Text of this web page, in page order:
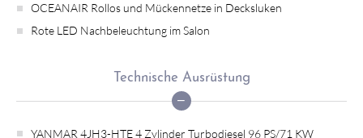
OCEANAIR Rollos und Mückennetze in Decksluken
Rote LED Nachbeleuchtung im Salon
Technische Ausrüstung
YANMAR 4JH3-HTE 4 Zylinder Turbodiesel 96 PS/71 KW